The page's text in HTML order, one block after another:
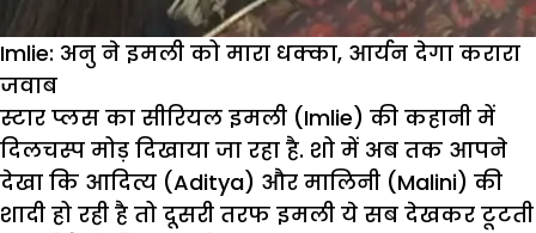
Imlie: अनु ने इमली को मारा धक्का, आर्यन देगा करारा
जवाब
स्टार प्लस का सीरियल इमली (Imlie) की कहानी में
दिलचस्प मोड़ दिखाया जा रहा है. शो में अब तक आपने
देखा कि आदित्य (Aditya) और मालिनी (Malini) की
शादी हो रही है तो दूसरी तरफ इमली ये सब देखकर टूटती